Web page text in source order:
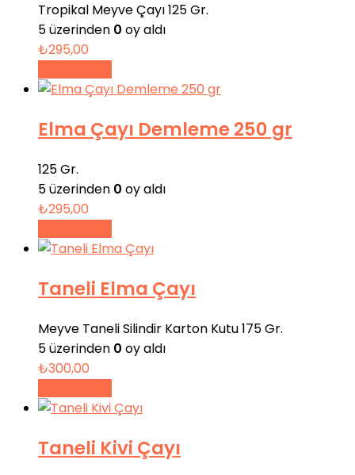
Tropikal Meyve Çayı 125 Gr.
5 üzerinden 0 oy aldı
₺295,00
Elma Çayı Demleme 250 gr
125 Gr.
5 üzerinden 0 oy aldı
₺295,00
Taneli Elma Çayı
Meyve Taneli Silindir Karton Kutu 175 Gr.
5 üzerinden 0 oy aldı
₺300,00
Taneli Kivi Çayı